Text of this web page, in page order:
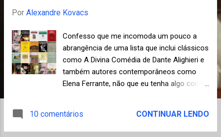
Por Alexandre Kovacs
Confesso que me incomoda um pouco a
abrangência de uma lista que inclui clássicos
como A Divina Comédia de Dante Alighieri e
também autores contemporâneos como
Elena Ferrante, não que eu tenha algo contra
resenhei alguns deles por aqui. Contudo, fica
sempre o constrangimento de estar sendo
10 comentários CONTINUAR LENDO